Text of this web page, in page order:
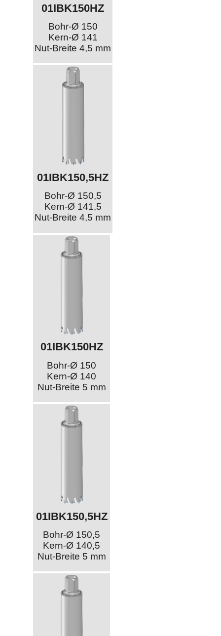
01IBK150HZ
Bohr-Ø 150
Kern-Ø 141
Nut-Breite 4,5 mm
01IBK150,5HZ
Bohr-Ø 150,5
Kern-Ø 141,5
Nut-Breite 4,5 mm
01IBK150HZ
Bohr-Ø 150
Kern-Ø 140
Nut-Breite 5 mm
01IBK150,5HZ
Bohr-Ø 150,5
Kern-Ø 140,5
Nut-Breite 5 mm